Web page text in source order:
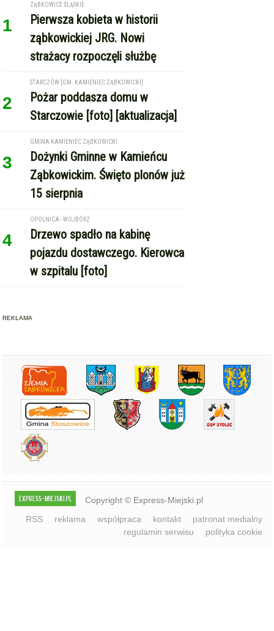
1
ZĄBKOWICE ŚLĄSKIE
Pierwsza kobieta w historii
ząbkowickiej JRG. Nowi
strażacy rozpoczęli służbę
2
STARCZÓW [GM. KAMIENIEC ZĄBKOWICKI]
Pożar poddasza domu w
Starczowie [foto] [aktualizacja]
3
GMINA KAMIENIEC ZĄBKOWICKI
Dożynki Gminne w Kamieńcu
Ząbkowickim. Święto plonów już
15 sierpnia
4
OPOLNICA - WOJBÓRZ
Drzewo spadło na kabinę
pojazdu dostawczego. Kierowca
w szpitalu [foto]
REKLAMA
Copyright © Express-Miejski.pl
RSS
reklama współpraca kontakt
patronat medialny
regulamin serwisu
polityka cookie